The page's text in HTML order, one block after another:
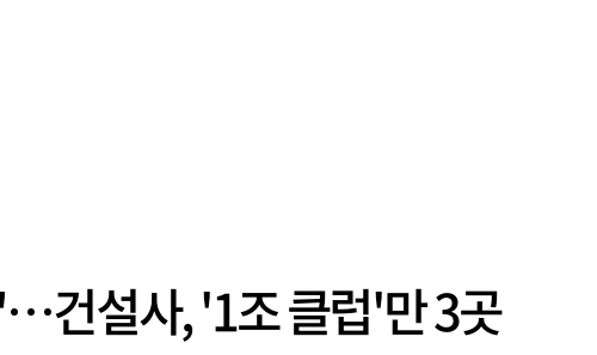
건설사, '1조 클럽'만 3곳